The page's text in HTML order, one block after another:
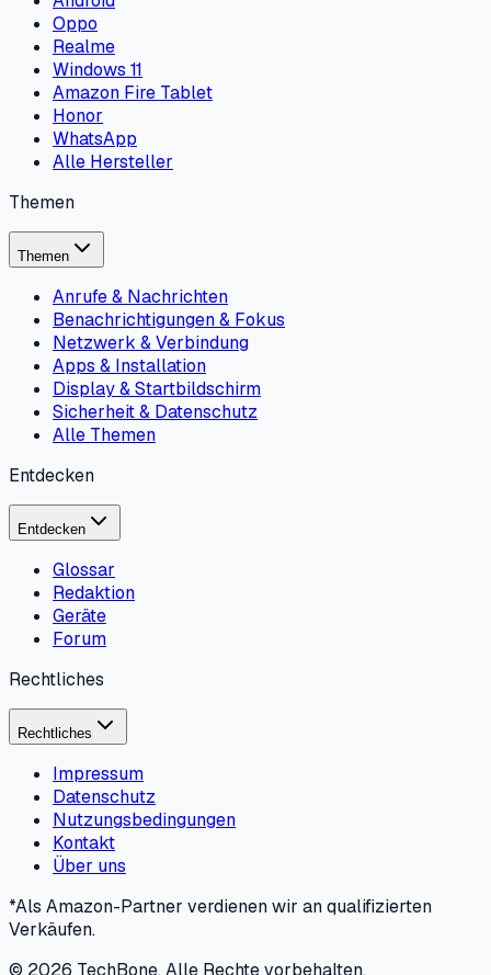
Oppo
Realme
Windows 11
Amazon Fire Tablet
Honor
WhatsApp
Alle Hersteller
Themen
Themen
Anrufe & Nachrichten
Benachrichtigungen & Fokus
Netzwerk & Verbindung
Apps & Installation
Display & Startbildschirm
Sicherheit & Datenschutz
Alle Themen
Entdecken
Entdecken
Glossar
Redaktion
Geräte
Forum
Rechtliches
Rechtliches
Impressum
Datenschutz
Nutzungsbedingungen
Kontakt
Über uns
*Als Amazon-Partner verdienen wir an qualifizierten
Verkäufen.
© 2026 TechBone. Alle Rechte vorbehalten.